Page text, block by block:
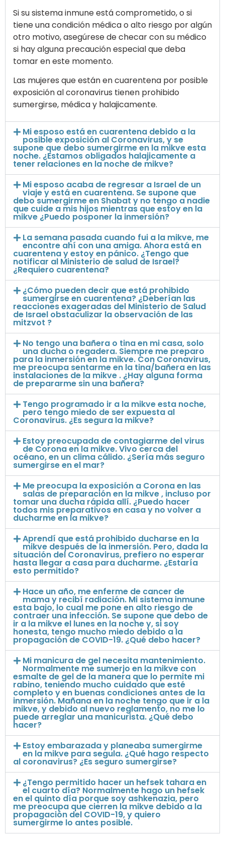
Si su sistema inmune está comprometido, o si
tiene una condición médica o alto riesgo por algún
otro motivo, asegúrese de checar con su médico
si hay alguna precaución especial que deba
tomar en este momento.
Las mujeres que están en cuarentena por posible
exposición al coronavirus tienen prohibido
sumergirse, médica y halajicamente.
Mi esposo está en cuarentena debido a la
posible exposición al Coronavirus, y se
supone que debo sumergirme en la mikve esta
noche. ¿Estamos obligados halajicamente a
tener relaciones en la noche de mikve?
Mi esposo acaba de regresar a Israel de un
viaje y está en cuarentena. Se supone que
debo sumergirme en Shabat y no tengo a nadie
que cuide a mis hijos mientras que estoy en la
mikve ¿Puedo posponer la inmersión?
La semana pasada cuando fui a la mikve, me
encontre ahí con una amiga. Ahora está en
cuarentena y estoy en pánico. ¿Tengo que
notificar al Ministerio de salud de Israel?
¿Requiero cuarentena?
¿Cómo pueden decir que está prohibido
sumergirse en cuarentena? ¿Deberían las
reacciones exageradas del Ministerio de Salud
de Israel obstaculizar la observación de las
mitzvot ?
No tengo una bañera o tina en mi casa, solo
una ducha o regadera. Siempre me preparo
para la inmersión en la mikve. Con Coronavirus,
me preocupa sentarme en la tina/bañera en las
instalaciones de la mikve . ¿Hay alguna forma
de prepararme sin una bañera?
Tengo programado ir a la mikve esta noche,
pero tengo miedo de ser expuesta al
Coronavirus. ¿Es segura la mikve?
Estoy preocupada de contagiarme del virus
de Corona en la mikve. Vivo cerca del
océano, en un clima cálido. ¿Sería más seguro
sumergirse en el mar?
Me preocupa la exposición a Corona en las
salas de preparación en la mikve , incluso por
tomar una ducha rápida allí. ¿Puedo hacer
todos mis preparativos en casa y no volver a
ducharme en la mikve?
Aprendí que está prohibido ducharse en la
mikve después de la inmersión. Pero, dada la
situación del Coronavirus, prefiero no esperar
hasta llegar a casa para ducharme. ¿Estaría
esto permitido?
Hace un año, me enferme de cancer de
mama y recibí radiación. Mi sistema inmune
esta bajo, lo cual me pone en alto riesgo de
contraer una infección. Se supone que debo de
ir a la mikve el lunes en la noche y, si soy
honesta, tengo mucho miedo debido a la
propagación de COVID-19. ¿Qué debo hacer?
Mi manicura de gel necesita mantenimiento.
Normalmente me sumerjo en la mikve con
esmalte de gel de la manera que lo permite mi
rabino, teniendo mucho cuidado que esté
completo y en buenas condiciones antes de la
inmersión. Mañana en la noche tengo que ir a la
mikve, y debido al nuevo reglamento, no me lo
puede arreglar una manicurista. ¿Qué debo
hacer?
Estoy embarazada y planeaba sumergirme
en la mikve para segula. ¿Qué hago respecto
al coronavirus? ¿Es seguro sumergirse?
¿Tengo permitido hacer un hefsek tahara en
el cuarto día? Normalmente hago un hefsek
en el quinto día porque soy ashkenazia, pero
me preocupa que cierren la mikve debido a la
propagación del COVID-19, y quiero
sumergirme lo antes posible.